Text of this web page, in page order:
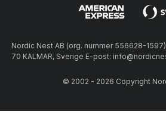
Nordic Nest AB (org. nummer 556628-
70 KALMAR, Sverige E-post:
© 2002 - 2026 Copyright